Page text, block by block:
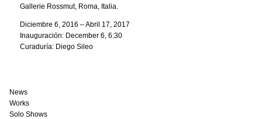
Gallerie Rossmut, Roma, Italia.
Diciembre 6, 2016 – Abril 17, 2017
Inauguración: December 6, 6:30
Curaduría: Diego Sileo
News
Works
Solo Shows